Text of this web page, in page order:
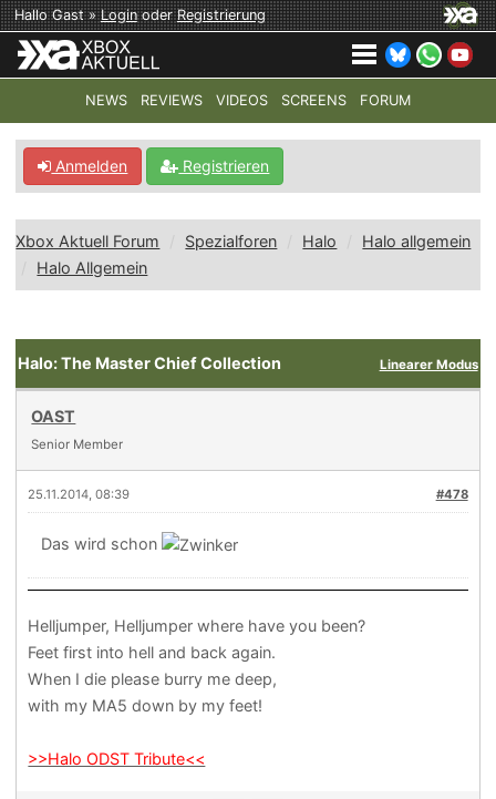
Hallo Gast »LoginoderRegistrierung
NEWS REVIEWS VIDEOS SCREENS FORUM
TOP-THEMEN: COD: MODERN WARFARE 4 HALO:
Anmelden Registrieren
Xbox Aktuell Forum Spezialforen Halo
Halo allgemein
Halo Allgemein
Linearer Modus
Halo: The Master Chief Collection
OAST
Senior Member
#478
25.11.2014, 08:39
Das wird schon
Helljumper, Helljumper where have you been?
Feet first into hell and back again.
When I die please burry me deep,
with my MA5 down by my feet!
>>Halo ODST Tribute<<